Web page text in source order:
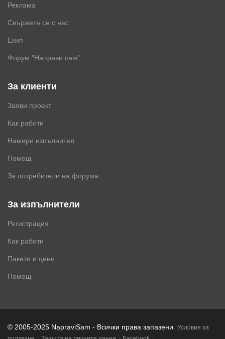
Реклама
Свържете се с нас
Екип
Форум "Направи сам"
За клиенти
Заяви проект
Как работи
Намери изпълнител
Помощ
За потребители на форума
За изпълнители
Регистрация
Как работи
Пакети и цени
Помощ
© 2005-2025 NapraviSam - Всички права запазени. Условия за